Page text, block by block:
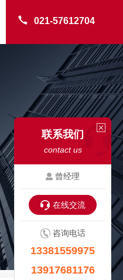
021-57612704
联系我们
contact us
曾经理
在线交流
咨询电话
13381559975
13917681176